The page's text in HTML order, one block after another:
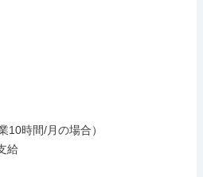
10時間/月の場合）
給